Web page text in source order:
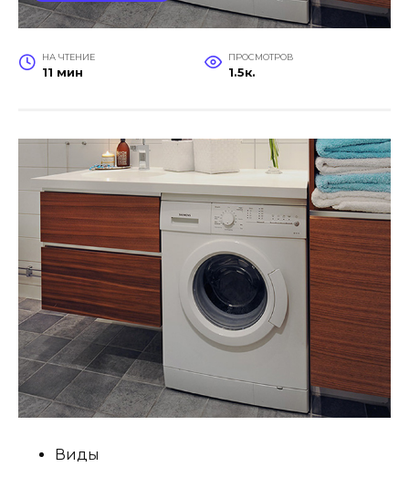
НА ЧТЕНИЕ
11 мин
ПРОСМОТРОВ
1.5к.
Виды